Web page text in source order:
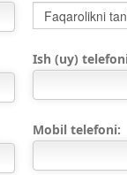
Faqarolikni
Ish (uy)
Mobil telefoni: